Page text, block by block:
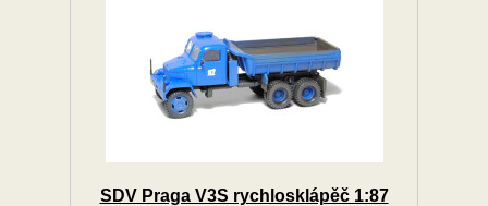
SDV Praga V3S rychlosklápěč 1:87